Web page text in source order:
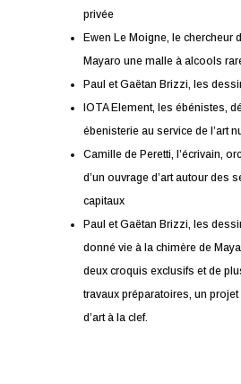
privée
Ewen Le Moigne, le chercheur
Mayaro une malle à alcools
Paul et Gaëtan Brizzi, les
IOTA Element, les ébénistes,
ébenisterie au service de l’art
Camille de Peretti, l’écrivain,
d’un ouvrage d’art autour des
capitaux
Paul et Gaëtan Brizzi, les
donné vie à la chimère de
deux croquis exclusifs et de
travaux préparatoires, un projet
d’art à la clef.